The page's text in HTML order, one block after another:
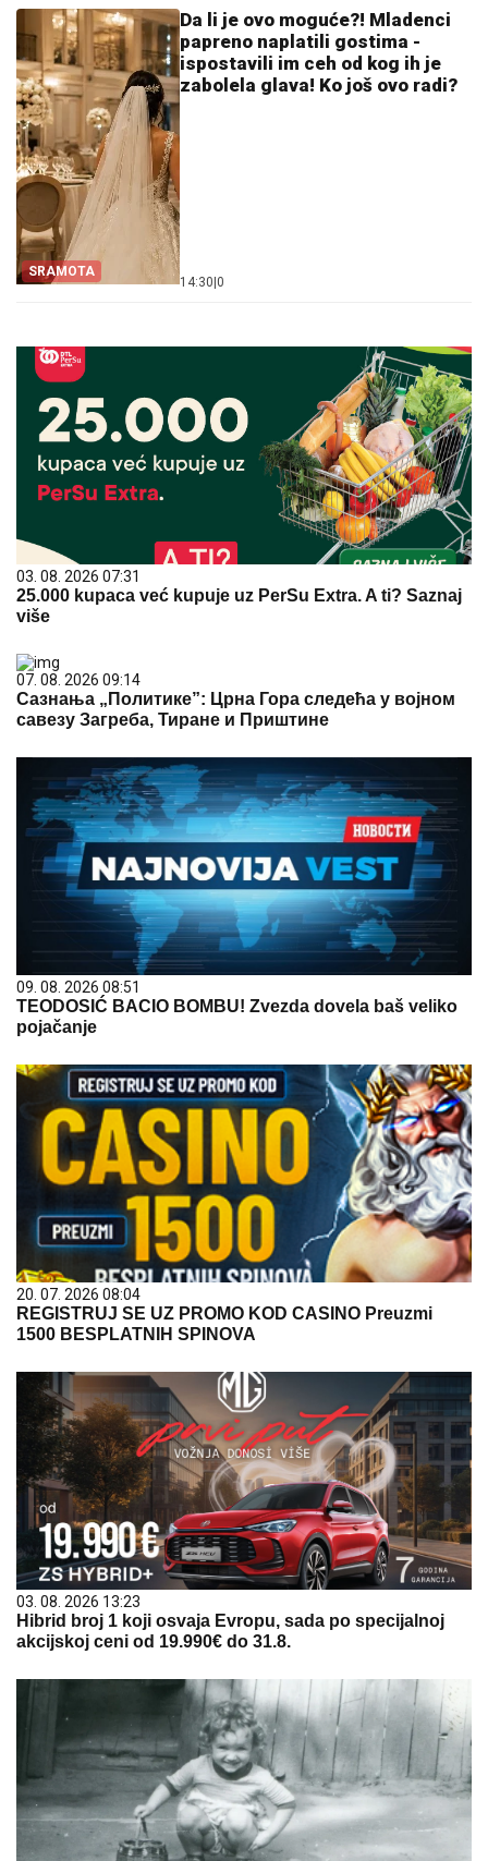
SRAMOTA
Da li je ovo moguće?! Mladenci
papreno naplatili gostima -
ispostavili im ceh od kog ih je
zabolela glava! Ko još ovo radi?
14:30 0
03. 08. 2026 07:31
25.000 kupaca već kupuje uz PerSu Extra. A ti? Saznaj
više
07. 08. 2026 09:14
Сазнања „Политике”: Црна Гора следећа у војном
савезу Загреба, Тиране и Приштине
09. 08. 2026 08:51
TEODOSIĆ BACIO BOMBU! Zvezda dovela baš veliko
pojačanje
20. 07. 2026 08:04
REGISTRUJ SE UZ PROMO KOD CASINO Preuzmi
1500 BESPLATNIH SPINOVA
03. 08. 2026 13:23
Hibrid broj 1 koji osvaja Evropu, sada po specijalnoj
akcijskoj ceni od 19.990€ do 31.8.